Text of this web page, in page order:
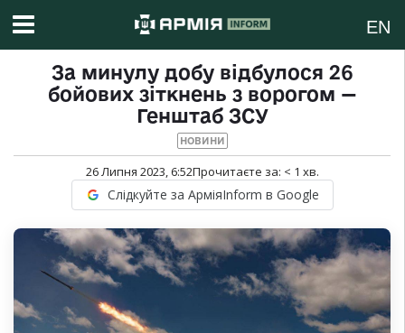
EN
За минулу добу відбулося 26
бойових зіткнень з ворогом —
Генштаб ЗСУ
НОВИНИ
26 Липня 2023, 6:52Прочитаєте за: < 1 хв.
Слідкуйте за АрміяInform в Google